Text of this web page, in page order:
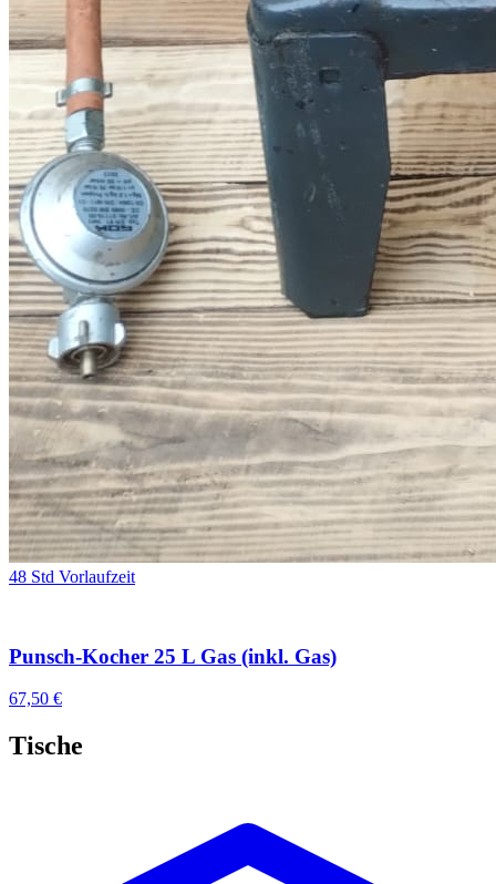
48 Std Vorlaufzeit
Punsch-Kocher 25 L Gas (inkl. Gas)
67,50 €
Tische